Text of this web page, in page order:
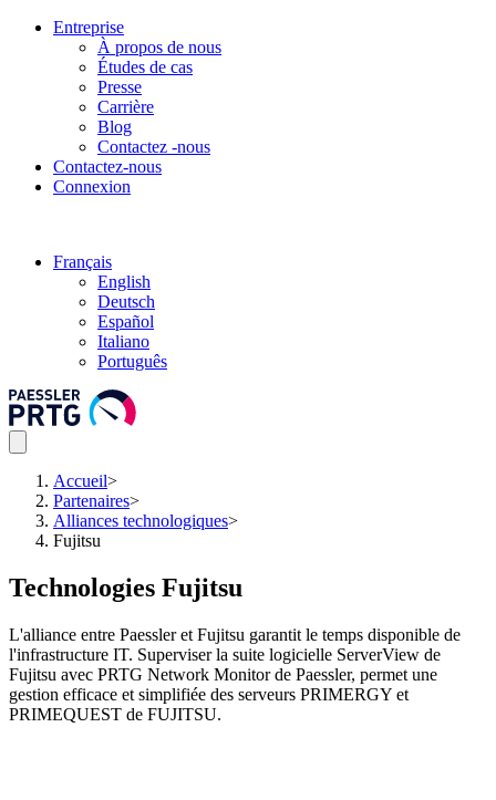
Entreprise
À propos de nous
Études de cas
Presse
Carrière
Blog
Contactez -nous
Contactez-nous
Connexion
Français
English
Deutsch
Español
Italiano
Português
Accueil>
Partenaires>
Alliances technologiques>
Fujitsu
Technologies Fujitsu
L'alliance entre Paessler et Fujitsu garantit le temps disponible de
l'infrastructure IT. Superviser la suite logicielle ServerView de
Fujitsu avec PRTG Network Monitor de Paessler, permet une
gestion efficace et simplifiée des serveurs PRIMERGY et
PRIMEQUEST de FUJITSU.